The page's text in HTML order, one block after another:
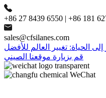
+86 27 8439 6550 | +86 181
sales@cfsilanes.com
الحياة: تغيير العالم للأفضل
قم بزيارة موقعنا الصيني